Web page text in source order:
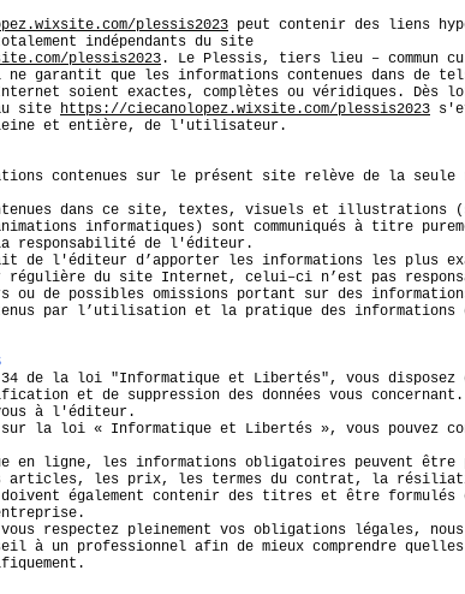
plessis2023 peut contenir des liens
indépendants du site
plessis2023. Le Plessis, tiers lieu – commun
ne garantit que les informations contenues dans de
soient exactes, complètes ou véridiques. Dès
site https://ciecanolopez.wixsite.com/plessis2023
et entière, de l'utilisateur.
contenues sur le présent site relève de la seule
dans ce site, textes, visuels et illustrations
informatiques) sont communiqués à titre
responsabilité de l'éditeur.
de l'éditeur d’apporter les informations les plus
régulière du site Internet, celui–ci n’est pas
ou de possibles omissions portant sur des
par l’utilisation et la pratique des informations
34 de la loi "Informatique et Libertés", vous disposez
et de suppression des données vous
à l'éditeur.
sur la loi « Informatique et Libertés », vous pouvez
en ligne, les informations obligatoires peuvent être
articles, les prix, les termes du contrat, la
également contenir des titres et être formulés
respectez pleinement vos obligations légales,
à un professionnel afin de mieux comprendre